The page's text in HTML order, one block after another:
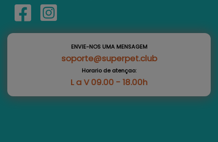
ENVIE-NOS UMA MENSAGEM
soporte@superpet.club
Horario de atençao:
L a V 09.00 - 18.00h